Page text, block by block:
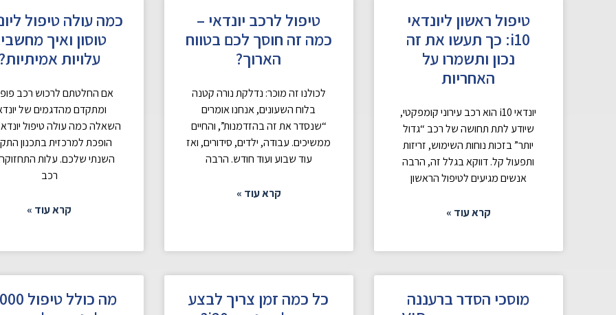
טיפול ראשון ליונדאי
i10: כך תעשו את זה
נכון ותשמרו על
האחריות
יונדאי i10 הוא רכב עירוני קומפקטי,
שיודע לתת תחושה של רכב “גדול
יותר” בזכות נוחות השימוש, זריזות
ותפעול קל. דווקא בגלל זה, הרבה
אנשים מגיעים לטיפול הראשון
קרא עוד »
טיפול לרכב יונדאי –
כמה זה חוסך לכם בטווח
הארוך?
לכולנו זה מוכר: נדלקת נורה קטנה
בלוח השעונים, אנחנו אומרים
“שנסדר את זה בהזדמנות”, והחיים
ממשיכים. עבודה, ילדים, סידורים, ואז
עוד שבוע ועוד חודש. הרבה
קרא עוד »
כמה עולה טיפול
טוסון ואיך
עלויות אמיתיות?
אם החלטתם לרכוש רכב
ומתקדם מהדגמים של
השאלה כמה עולה טיפול יונדאי
הופכת למרכזית בתכנון
השנתי שלכם. עלות
רכב
קרא עוד »
מוסכי הסדר ברעננה
כל כמה זמן צריך לבצע
מה כולל